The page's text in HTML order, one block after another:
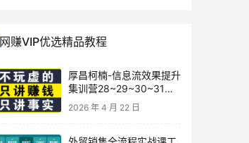
网赚VIP优选精品教程
厚昌柯楠-信息流效果提升
集训营28~29~30~31
期，智能投放·巨量AD/百
度优化·AI提效指南
2026 年 4 月 22 日